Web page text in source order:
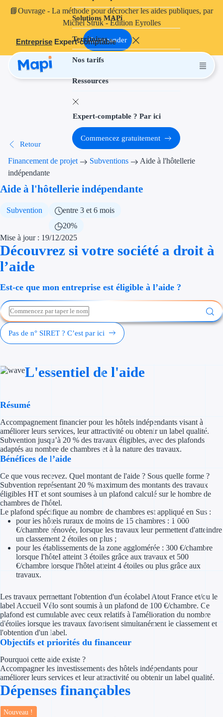
📘Ouvrage - La méthode pour décrocher les aides publiques, par
Michel Struk - Édition Eyrolles
Commander
Entreprise Expert-comptable
Solutions MAPi
Territoires
Nos tarifs
Ressources
Projets finançables
Aides à
Aides
Thématiques
Financement
Aides RSE
Création
Cession
Subventions
Concours
Réduction
Investir dans
Crédits &
Aides Urssaf
Prêts publics
Prêt
Expert-comptable ? Par ici
Commencez gratuitement
Retour
Financement de projet Subventions
Aide à l'hôtellerie
indépendante
Aide à l'hôtellerie indépendante
Subvention
entre 3 et 6 mois
20%
Mise à jour : 19/12/2025
Découvrez si votre société a droit à
l’aide
Est-ce que mon entreprise est éligible à l’aide ?
Pas de n° SIRET ? C’est par ici
L'essentiel de l'aide
Résumé
Accompagnement financier pour les hôtels indépendants visant à
améliorer leurs services, leur attractivité ou obtenir un label qualité.
Subvention jusqu’à 20 % des travaux éligibles, avec des plafonds
adaptés au nombre de chambres et à la nature des travaux.
Bénéfices de l’aide
Ce que vous recevez. Quel montant de l'aide ? Sous quelle forme ?
Subvention représentant 20 % maximum des montants des travaux
éligibles HT et sont soumises à un plafond calculé sur le hombre de
chambres de l'hôtel.
Le plafond spécifique au nombre de chambres est appliqué en Sus :
pour les hôtels ruraux de moins de 15 chambres : 1 000
€/chambre rénovée, Iorsque les travaux leur permettent d'atteindre
un classement 2 étoiles on plus ;
pour les établissements de la zone agglomérée : 300 €/chambre
lorsque I'hôteI atteint 3 étoiles grâce aux travaux et 500
€/chambre lorsque l'hôtel atteint 4 étoiles ou plus grâce aux
travaux.
Les travaux permettant l'obtention d'un écolabel Atout France et/ou le
label Accueil Vélo sont soumis à un plafond de 100 €/chambre. Ce
plafond est cumulable avec ceux relatifs à l'amélioration du nombre
d'étoiles lorsque les travaux favorisent simultanément le classement et
l'obtention d'un label.
Objectifs et priorités du financeur
Pourquoi cette aide existe ?
Accompagner les investissements des hôtels indépendants pour
améliorer leurs services et leur attractivité ou obtenir un label qualité.
Dépenses finançables
Nouveau !